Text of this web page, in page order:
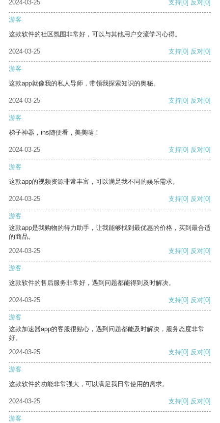
2024-03-25 支持 [0] 反对 [0]
游客
这款软件的社区氛围非常好，可以与其他用户交流学习心得。
2024-03-25 支持[0] 反对[0]
游客
这款app就像我的私人导师，带领我探索知识的奥秘。
2024-03-25 支持[0] 反对[0]
游客
梯子神器，ins随便看，美美哒！
2024-03-25 支持[0] 反对[0]
游客
这款app的视频资源非常丰富，可以满足我不同的娱乐需求。
2024-03-25 支持[0] 反对[0]
游客
这款app是我购物的得力助手，让我能够找到最优惠的价格，买到最合适
的商品。
2024-03-25
支持[0] 反对[0]
游客
这款软件的售后服务非常好，遇到问题都能得到及时解决。
2024-03-25 支持[0] 反对[0]
游客
这款加速器app的客服很贴心，遇到问题都能及时解决，服务态度非常
好。
2024-03-25
支持[0] 反对[0]
游客
这款软件的功能非常强大，可以满足我日常使用的需求。
2024-03-25 支持[0] 反对[0]
游客